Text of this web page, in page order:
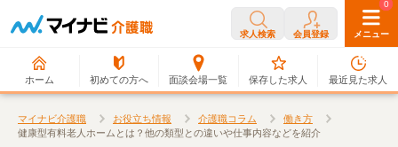
求人検索 会員登録 メニュー
ホーム 初めての方へ 面談会場一覧
0
保存した求人
0
最近見た求人
マイナビ介護職 お役立ち情報 介護職コラム
働き方
健康型有料老人ホームとは？他の類型との違いや仕事内容などを紹介